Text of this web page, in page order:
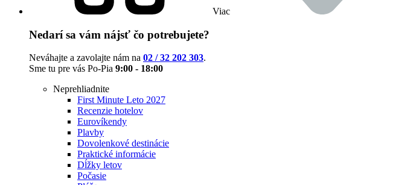
Viac
Nedarí sa vám nájsť čo potrebujete?
Neváhajte a zavolajte nám na 02 / 32 202 303.
Sme tu pre vás Po-Pia 9:00 - 18:00
Neprehliadnite
First Minute Leto 2027
Recenzie hotelov
Eurovíkendy
Plavby
Dovolenkové destinácie
Praktické informácie
Dĺžky letov
Počasie